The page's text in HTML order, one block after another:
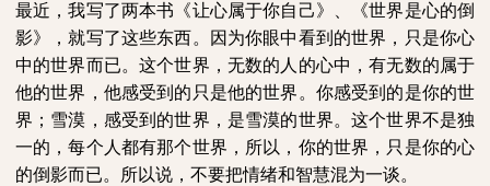
最近，我写了两本书《让心属于你自己》、《世界是心的倒
影》，就写了这些东西。因为你眼中看到的世界，只是你心
中的世界而已。这个世界，无数的人的心中，有无数的属于
他的世界，他感受到的只是他的世界。你感受到的是你的世
界；雪漠，感受到的世界，是雪漠的世界。这个世界不是独
一的，每个人都有那个世界，所以，你的世界，只是你的心
的倒影而已。所以说，不要把情绪和智慧混为一谈。